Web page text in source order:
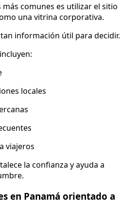
comunes es utilizar el sitio
una vitrina corporativa.
información útil para decidir.
locales
viajeros
la confianza y ayuda a
en Panamá orientado a